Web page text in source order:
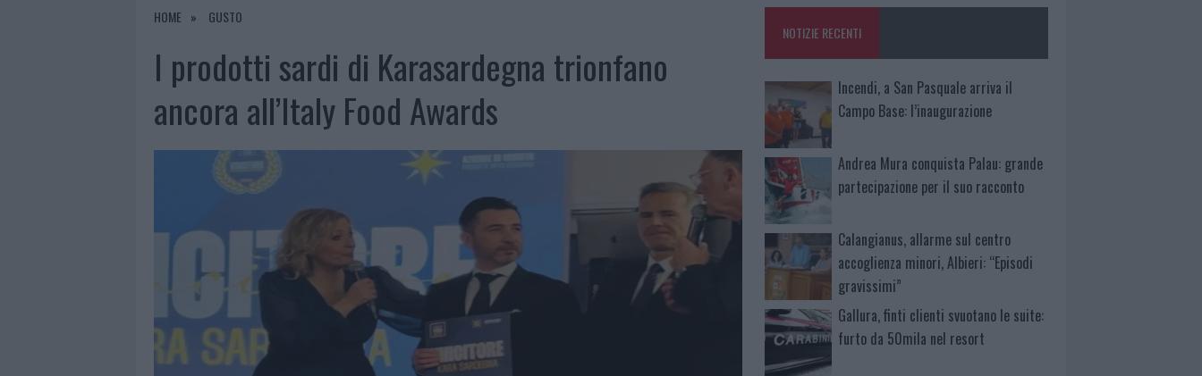
6 AGOSTO 2026
HOME GUSTO
I prodotti sardi di Karasardegna trionfano
ancora all’Italy Food Awards
NOTIZIE RECENTI
Incendi, a San Pasquale arriva il
Campo Base: l’inaugurazione
Andrea Mura conquista Palau: grande
partecipazione per il suo racconto
Calangianus, allarme sul centro
accoglienza minori, Albieri: “Episodi
gravissimi”
Gallura, finti clienti svuotano le suite:
furto da 50mila nel resort